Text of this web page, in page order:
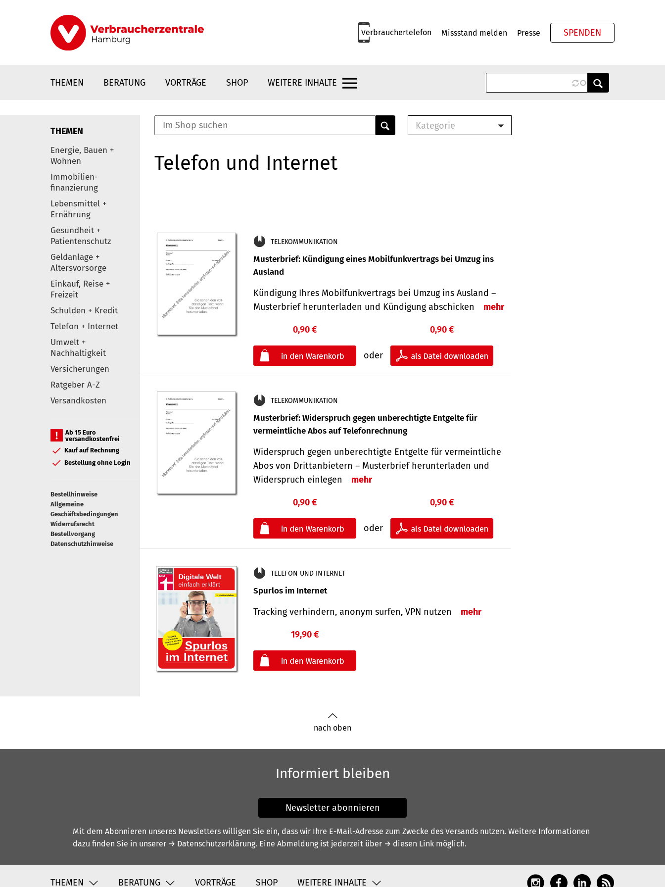
Verbrauchertelefon Missstand melden Presse SPENDEN
THEMEN BERATUNG VORTRÄGE SHOP WEITERE INHALTE
Elemente
THEMEN
Energie, Bauen +
Wohnen
Immobilien-
finanzierung
Lebensmittel +
Ernährung
Gesundheit +
Patientenschutz
Geldanlage +
Altersvorsorge
Einkauf, Reise +
Freizeit
Schulden + Kredit
Telefon + Internet
Umwelt +
Nachhaltigkeit
Versicherungen
Ratgeber A-Z
Versandkosten
Ab 15 Euro
versandkostenfrei
Kauf auf Rechnung
Bestellung ohne Login
Bestellhinweise
Allgemeine
Geschäftsbedingungen
Widerrufsrecht
Bestellvorgang
Datenschutzhinweise
Kategorie
Telefon und Internet
TELEKOMMUNIKATION
Musterbrief: Kündigung eines Mobilfunkvertrags bei Umzug ins
Ausland
Kündigung Ihres Mobilfunkvertrags bei Umzug ins Ausland –
Musterbrief herunterladen und Kündigung abschicken
mehr
0,90 €
oder
0,90 €
TELEKOMMUNIKATION
Musterbrief: Widerspruch gegen unberechtigte Entgelte für
vermeintliche Abos auf Telefonrechnung
Widerspruch gegen unberechtigte Entgelte für vermeintliche
Abos von Drittanbietern – Musterbrief herunterladen und
Widerspruch einlegen
mehr
0,90 €
oder
0,90 €
TELEFON UND INTERNET
Spurlos im Internet
Tracking verhindern, anonym surfen, VPN nutzen mehr
19,90 €
nach oben
Informiert bleiben
Newsletter abonnieren
Mit dem Abonnieren unseres Newsletters willigen Sie ein, dass wir Ihre E-Mail-Adresse zum Zwecke des Versands nutzen. Weitere Informationen
dazu finden Sie in unserer → Datenschutzerklärung. Eine Abmeldung ist jederzeit über → diesen Link möglich.
THEMEN BERATUNG VORTRÄGE SHOP WEITERE INHALTE